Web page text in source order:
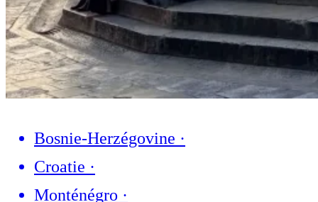
Bosnie-Herzégovine ·
Croatie ·
Monténégro ·